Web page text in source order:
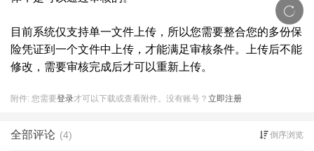
目前系统仅支持单一文件上传，所以您需要整合您的多份保
险凭证到一个文件中上传，才能满足审核条件。上传后不能
修改，需要审核完成后才可以重新上传。
附件: 您需要登录才可以下载或查看附件。没有账号？ 立即注册
全部评论 (4) 倒序浏览